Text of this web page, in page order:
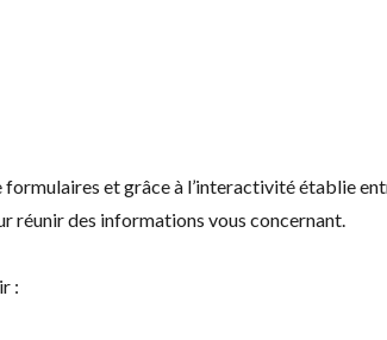
et grâce à l’interactivité établie
réunir des informations vous concernant.
: